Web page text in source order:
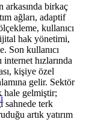
arkasında birkaç
ağları, adaptif
kullanıcı
hak yönetimi,
Son kullanıcı
hızlarında
kişiye özel
gelir. Sektör
hale gelmiştir;
sahnede terk
artık yatırım